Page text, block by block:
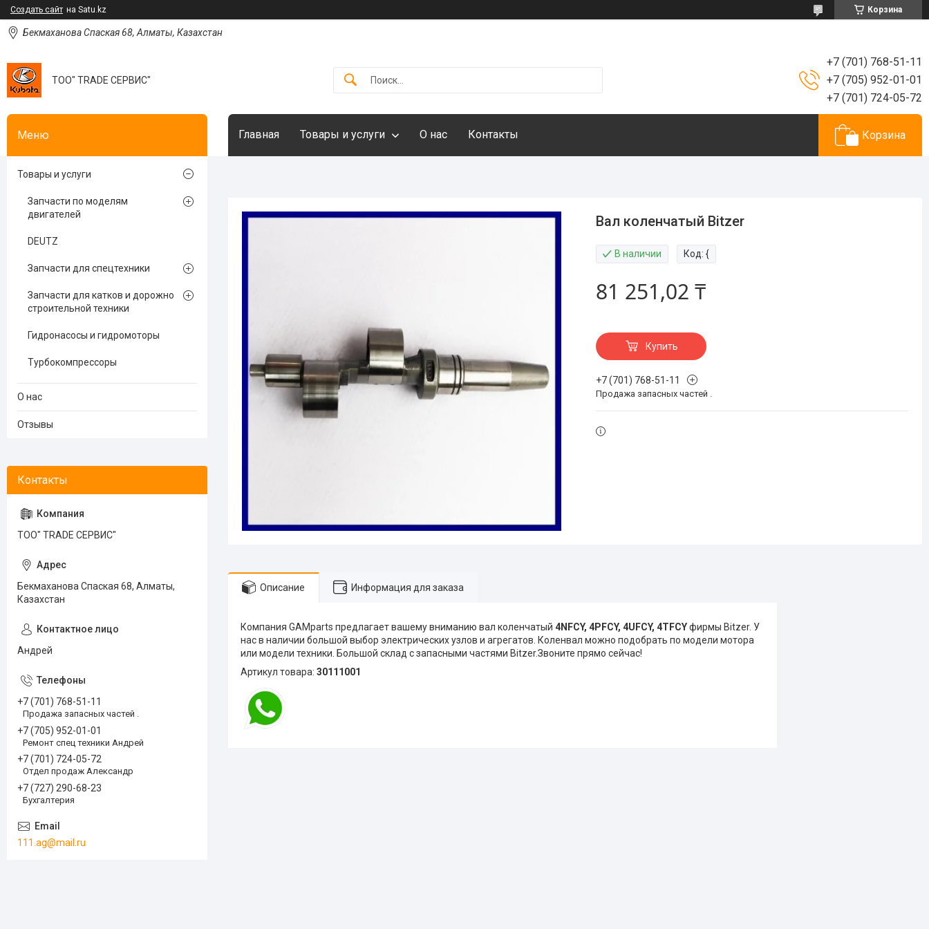
Создать сайт на Satu.kz Корзина
Бекмаханова Спаская 68, Алматы, Казахстан
ТОО" TRADE СЕРВИС"
+7 (701) 768-51-11
+7 (705) 952-01-01
+7 (701) 724-05-72
Главная Товары и услуги О нас Контакты Корзина
Вал коленчатый Bitzer
В наличии Код:{
81 251,02 ₸
Купить
+7 (701) 768-51-11
Продажа запасных частей .
Описание Информация для заказа
Компания GAMparts предлагает вашему вниманию вал коленчатый 4NFCY, 4PFCY, 4UFCY, 4TFCYфирмы Bitzer. У
нас в наличии большой выбор электрических узлов и агрегатов. Коленвал можно подобрать по модели мотора
или модели техники. Большой склад с запасными частями Bitzer.Звоните прямо сейчас!
Артикул товара: 30111001
Товары и услуги
Запчасти по моделям
двигателей
DEUTZ
Запчасти для спецтехники
Запчасти для катков и дорожно
строительной техники
Гидронасосы и гидромоторы
Турбокомпрессоры
О нас
Отзывы
ТОО" TRADE СЕРВИС"
Бекмаханова Спаская 68, Алматы,
Казахстан
Андрей
+7 (701) 768-51-11
Продажа запасных частей .
+7 (705) 952-01-01
Ремонт спец техники Андрей
+7 (701) 724-05-72
Отдел продаж Александр
+7 (727) 290-68-23
Бухгалтерия
111.ag@mail.ru